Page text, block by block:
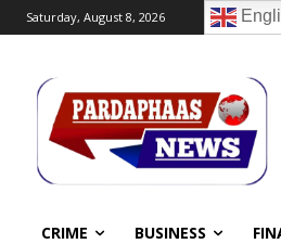
Saturday, August 8, 2026
CRIME BUSINESS